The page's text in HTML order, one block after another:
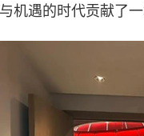
机遇的时代贡献了一